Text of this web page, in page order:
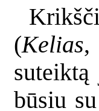
(Kelias,
būsiu